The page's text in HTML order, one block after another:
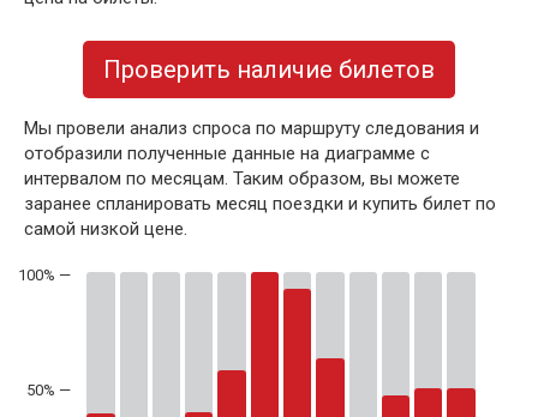
Проверить наличие билетов
Мы провели анализ спроса по маршруту следования и
отобразили полученные данные на диаграмме с
интервалом по месяцам. Таким образом, вы можете
заранее спланировать месяц поездки и купить билет по
самой низкой цене.
50% —